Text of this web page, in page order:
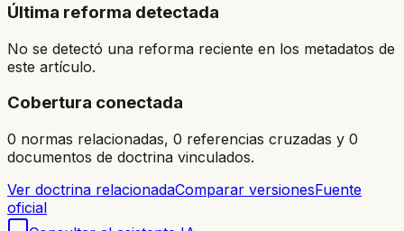
Última reforma detectada
No se detectó una reforma reciente en los metadatos de
este artículo.
Cobertura conectada
0 normas relacionadas, 0 referencias cruzadas y 0
documentos de doctrina vinculados.
Ver doctrina relacionadaComparar versionesFuente
oficial